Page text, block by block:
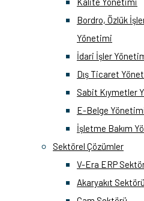
Bordro, Özlük
Yönetimi
İdari İşler
Dış Ticaret
Sabit Kıymetler
E-Belge
İşletme Bakım
Sektörel Çözümler
V-Era ERP
Akaryakıt Sektörü